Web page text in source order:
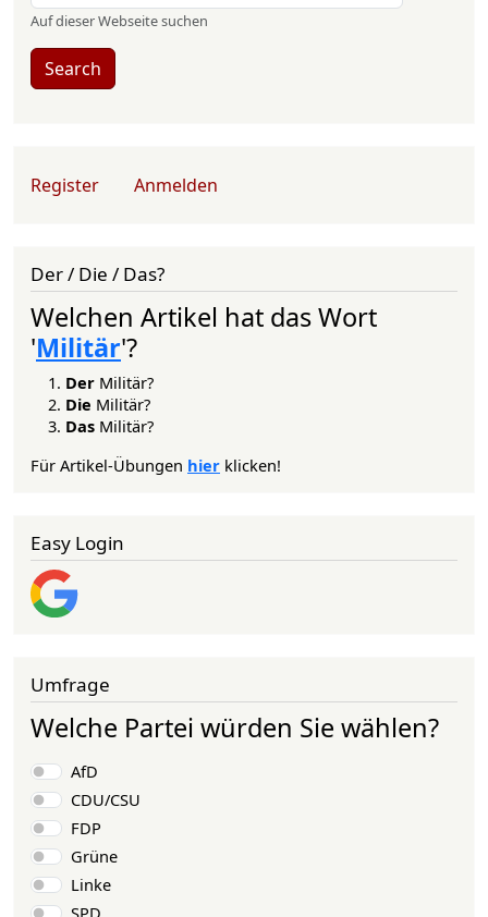
Auf dieser Webseite suchen
Search
User account menu
Register Anmelden
Der / Die / Das?
Welchen Artikel hat das Wort
'Militär'?
Der Militär?
Die Militär?
Das Militär?
Für Artikel-Übungen hier klicken!
Easy Login
Umfrage
Welche Partei würden Sie wählen?
Auswahlmöglichkeiten
AfD
CDU/CSU
FDP
Grüne
Linke
SPD